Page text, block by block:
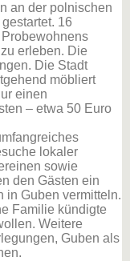
an der polnischen
16
erleben. Die
Die Stadt
möbliert
einen
– etwa 50 Euro
lokaler
sowie
den Gästen ein
in Guben vermitteln.
Familie kündigte
Weitere
Guben als